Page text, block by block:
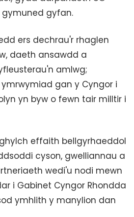
gyfan.
ers dechrau'r rhaglen
daeth ansawdd a
amlwg;
gan y Cyngor i
yn byw o fewn tair milltir i
effaith bellgyrhaeddol
cyson, gwelliannau a
wedi'u nodi mewn
i Gabinet Cyngor Rhondda
ymhlith y manylion dan